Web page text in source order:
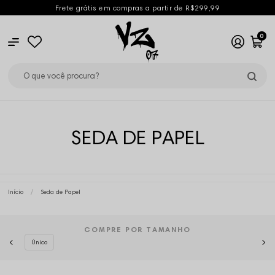
Frete grátis em compras a partir de R$299,99
0
SEDA DE PAPEL
Início Seda de Papel
COMPRE POR TAMANHO
Único